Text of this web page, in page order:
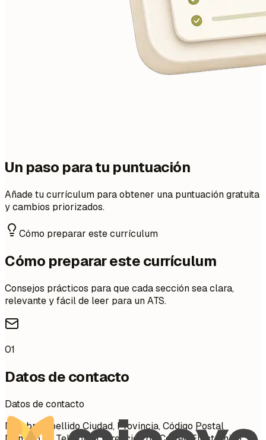
Un paso para tu puntuación
Añade tu currículum para obtener una puntuación gratuita
y cambios priorizados.
Cómo preparar este currículum
Cómo preparar este currículum
Consejos prácticos para que cada sección sea clara,
relevante y fácil de leer para un ATS.
01
Datos de contacto
Datos de contacto
Nombre Apellido Ciudad, Provincia, Código Postal